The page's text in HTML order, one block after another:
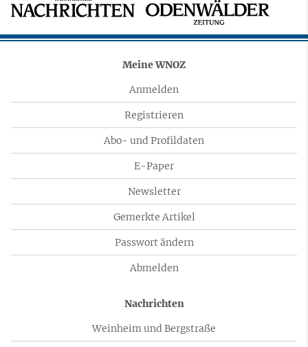
Meine WNOZ
Anmelden
Registrieren
Abo- und Profildaten
E-Paper
Newsletter
Gemerkte Artikel
Passwort ändern
Abmelden
Nachrichten
Weinheim und Bergstraße